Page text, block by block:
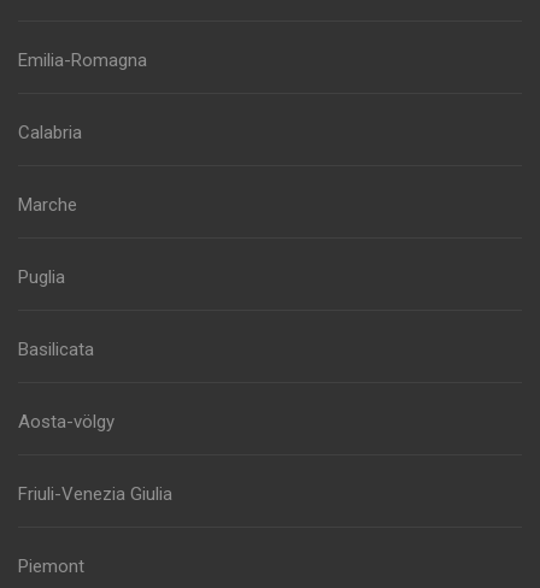
Emilia-Romagna
Calabria
Marche
Puglia
Basilicata
Aosta-völgy
Friuli-Venezia Giulia
Piemont